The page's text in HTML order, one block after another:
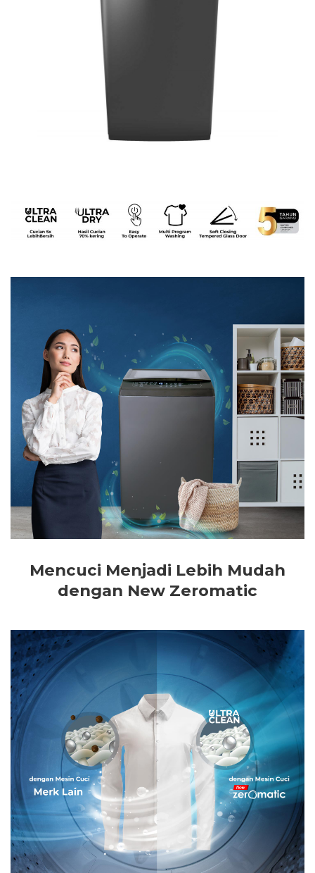
Mencuci Menjadi Lebih Mudah
dengan New Zeromatic